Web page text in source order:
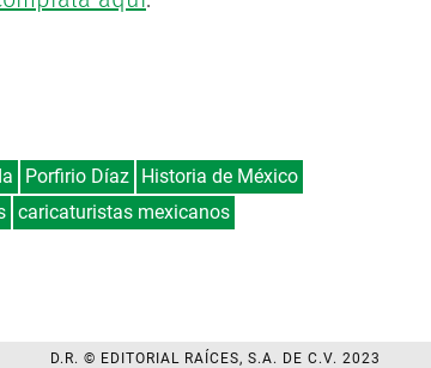
Porfirio Díaz Historia de México
caricaturistas mexicanos
D.R. © EDITORIAL RAÍCES, S.A. DE C.V. 2023